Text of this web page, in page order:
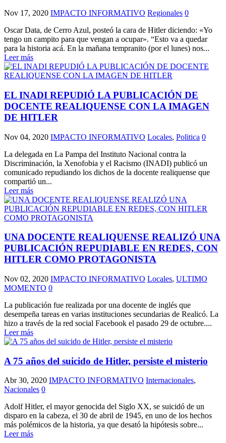
Nov 17, 2020 IMPACTO INFORMATIVO Regionales 0
Oscar Data, de Cerro Azul, posteó la cara de Hitler diciendo: «Yo
tengo un campito para que vengan a ocupar». “Esto va a quedar
para la historia acá. En la mañana tempranito (por el lunes) nos...
Leer más
EL INADI REPUDIÓ LA PUBLICACIÓN DE
DOCENTE REALIQUENSE CON LA IMAGEN
DE HITLER
Nov 04, 2020 IMPACTO INFORMATIVO Locales, Politica 0
La delegada en La Pampa del Instituto Nacional contra la
Discriminación, la Xenofobia y el Racismo (INADI) publicó un
comunicado repudiando los dichos de la docente realiquense que
compartió un...
Leer más
UNA DOCENTE REALIQUENSE REALIZÓ UNA
PUBLICACIÓN REPUDIABLE EN REDES, CON
HITLER COMO PROTAGONISTA
Nov 02, 2020 IMPACTO INFORMATIVO Locales, ULTIMO
MOMENTO 0
La publicación fue realizada por una docente de inglés que
desempeña tareas en varias instituciones secundarias de Realicó. La
hizo a través de la red social Facebook el pasado 29 de octubre....
Leer más
A 75 años del suicido de Hitler, persiste el misterio
Abr 30, 2020 IMPACTO INFORMATIVO Internacionales,
Nacionales 0
Adolf Hitler, el mayor genocida del Siglo XX, se suicidó de un
disparo en la cabeza, el 30 de abril de 1945, en uno de los hechos
más polémicos de la historia, ya que desató la hipótesis sobre...
Leer más